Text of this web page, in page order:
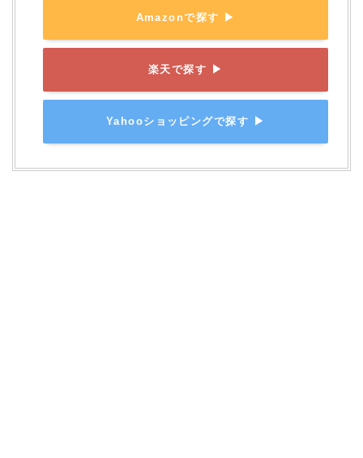
Amazonで探す ▶
楽天で探す ▶
Yahooショッピングで探す ▶